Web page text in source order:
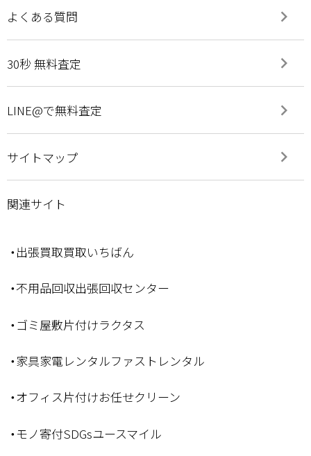
よくある質問 keyboard_arrow_right
30秒 無料査定 keyboard_arrow_right
LINE@で無料査定 keyboard_arrow_right
サイトマップ keyboard_arrow_right
関連サイト
・出張買取買取いちばん
・不用品回収出張回収センター
・ゴミ屋敷片付けラクタス
・家具家電レンタルファストレンタル
・オフィス片付けお任せクリーン
・モノ寄付SDGsユースマイル